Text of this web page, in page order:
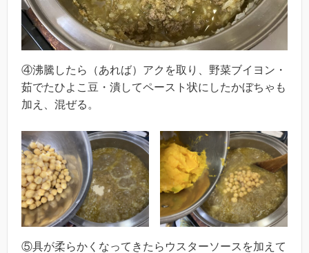
④沸騰したら（あれば）アクを取り、野菜ブイヨン・
茹でたひよこ豆・潰してペースト状にしたかぼちゃも
加え、混ぜる。
⑤具が柔らかくなってきたらウスターソースを加えて